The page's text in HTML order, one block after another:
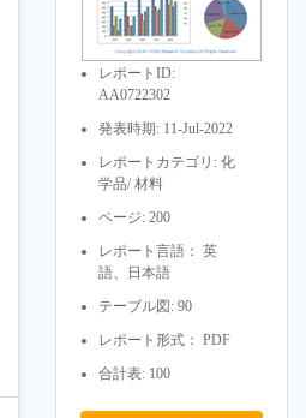
レポートID:
AA0722302
発表時期: 11-Jul-2022
レポートカテゴリ: 化
学品/ 材料
ページ: 200
レポート言語： 英
語、日本語
テーブル図: 90
レポート形式： PDF
合計表: 100